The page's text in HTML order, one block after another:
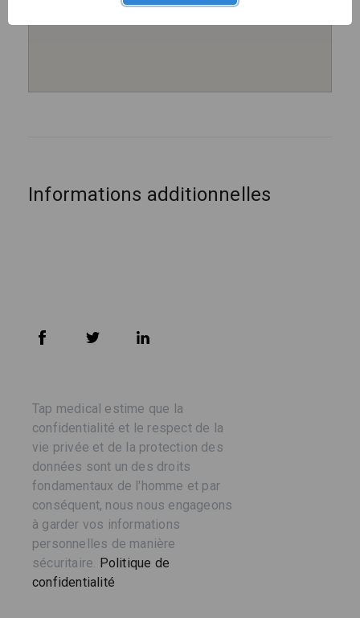
Informations additionnelles
Tap medical estime que la
confidentialité et le respect de la
vie privée et de la protection des
données sont un des droits
fondamentaux de l'homme et par
conséquent, nous nous engageons
à garder vos informations
personnelles de manière
sécuritaire. Politique de
confidentialité